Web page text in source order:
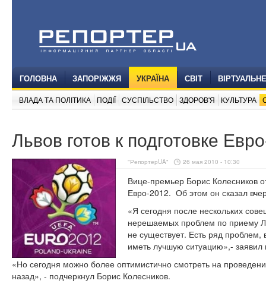
ГОЛОВНА ЗАПОРІЖЖЯ УКРАЇНА СВІТ
ВЛАДА ТА ПОЛІТИКА ПОДІЇ СУСПІЛЬСТВО ЗДОРОВ'Я КУЛЬТУРА
Львов готов к подготовке
"РепортерUA" 26 мая 2010 - 10:30
Вице-премьер Борис Колесников
Евро-2012. Об этом он сказал
«Я сегодня после нескольких
нерешаемых проблем по приему
не существует. Есть ряд
иметь лучшую ситуацию»,-
«Но сегодня можно более оптимистично смотреть на
назад», - подчеркнул Борис Колесников.